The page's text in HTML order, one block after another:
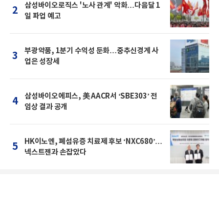
2
삼성바이오로직스 '노사 관계' 악화…다음달 1
일 파업 예고
3
부광약품, 1분기 수익성 둔화…중추신경계 사
업은 성장세
4
삼성바이오에피스, 美 AACR서 ‘SBE303’ 전
임상 결과 공개
5
HK이노엔, 폐섬유증 치료제 후보 ‘NXC680’…
넥스트젠과 손잡았다